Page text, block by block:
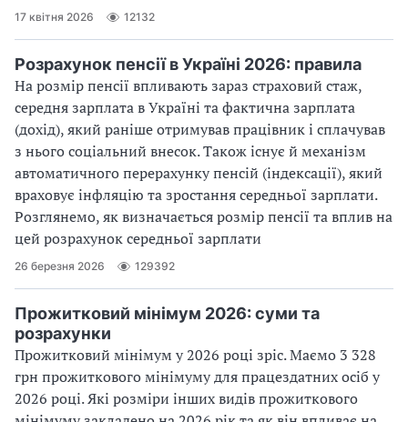
17 квітня 2026 12132
Розрахунок пенсії в Україні 2026: правила
На розмір пенсії впливають зараз страховий стаж,
середня зарплата в Україні та фактична зарплата
(дохід), який раніше отримував працівник і сплачував
з нього соціальний внесок. Також існує й механізм
автоматичного перерахунку пенсій (індексації), який
враховує інфляцію та зростання середньої зарплати.
Розглянемо, як визначається розмір пенсії та вплив на
цей розрахунок середньої зарплати
26 березня 2026 129392
Прожитковий мінімум 2026: суми та
розрахунки
Прожитковий мінімум у 2026 році зріс. Маємо 3 328
грн прожиткового мінімуму для працездатних осіб у
2026 році. Які розміри інших видів прожиткового